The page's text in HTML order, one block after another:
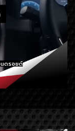
นดรอยด์